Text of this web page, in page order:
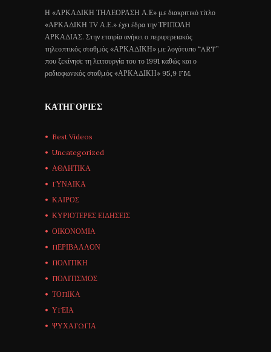
Η «ΑΡΚΑΔΙΚΗ ΤΗΛΕΟΡΑΣΗ Α.Ε» με διακριτικό τίτλο
«ΑΡΚΑΔΙΚΗ ΤV Α.Ε.» έχει έδρα την ΤΡΙΠΟΛΗ
ΑΡΚΑΔΙΑΣ. Στην εταιρία ανήκει ο περιφερειακός
τηλεοπτικός σταθμός «ΑΡΚΑΔΙΚΗ» με λογότυπο “ART”
που ξεκίνησε τη λειτουργία του το 1991 καθώς και ο
ραδιοφωνικός σταθμός «ΑΡΚΑΔΙΚΗ» 95,9 FM.
ΚΑΤΗΓΟΡΊΕΣ
Best Videos
Uncategorized
ΑΘΛΗΤΙΚΑ
ΓΥΝΑΙΚΑ
ΚΑΙΡΟΣ
ΚΥΡΙΟΤΕΡΕΣ ΕΙΔΗΣΕΙΣ
ΟΙΚΟΝΟΜΙΑ
ΠΕΡΙΒΑΛΛΟΝ
ΠΟΛΙΤΙΚΗ
ΠΟΛΙΤΙΣΜΟΣ
ΤΟΠΙΚΑ
ΥΓΕΙΑ
ΨΥΧΑΓΩΓΙΑ